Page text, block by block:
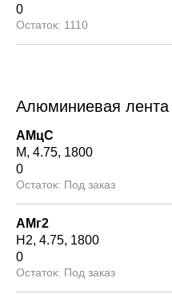
0
1110
Алюминиевая лента
АМцС
М 4.75 1800
0
Под заказ
АМг2
Н2 4.75 1800
0
Под заказ